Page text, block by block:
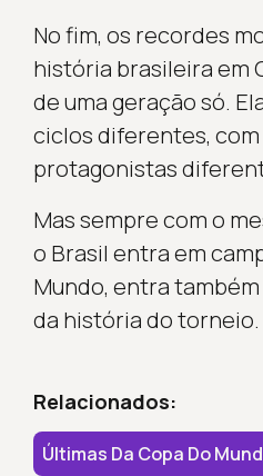
No fim, os recordes
história brasileira em
de uma geração só.
ciclos diferentes,
protagonistas
Mas sempre com o
o Brasil entra em
Mundo, entra
da história do torneio.
Relacionados:
Últimas Da Copa Do